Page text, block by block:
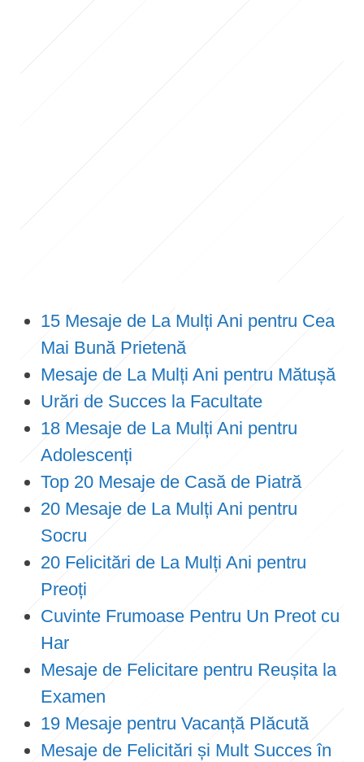
15 Mesaje de La Mulți Ani pentru Cea
Mai Bună Prietenă
Mesaje de La Mulți Ani pentru Mătușă
Urări de Succes la Facultate
18 Mesaje de La Mulți Ani pentru
Adolescenți
Top 20 Mesaje de Casă de Piatră
20 Mesaje de La Mulți Ani pentru
Socru
20 Felicitări de La Mulți Ani pentru
Preoți
Cuvinte Frumoase Pentru Un Preot cu
Har
Mesaje de Felicitare pentru Reușita la
Examen
19 Mesaje pentru Vacanță Plăcută
Mesaje de Felicitări și Mult Succes în